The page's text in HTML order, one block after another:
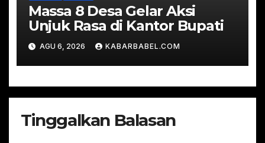
Massa 8 Desa Gelar Aksi
Unjuk Rasa di Kantor Bupati
AGU 6, 2026 KABARBABEL.COM
Tinggalkan Balasan